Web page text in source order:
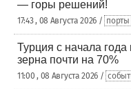
— горы решений!
17:43 , 08 Августа 2026 / порты
Турция с начала года
зерна почти на 70%
11:00 , 08 Августа 2026 /